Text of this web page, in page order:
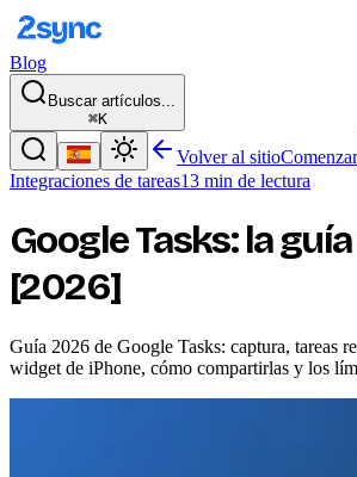
Blog
Buscar artículos...
⌘K
Volver al sitioComenzar
Integraciones de tareas13 min de lectura
Google Tasks: la
[2026]
Guía 2026 de Google Tasks: captura, tareas
widget de iPhone, cómo compartirlas y los